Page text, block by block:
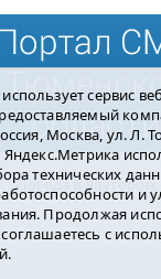
Погода в
сервис
Москва, ул. Л.
технических
и
Продолжая
с